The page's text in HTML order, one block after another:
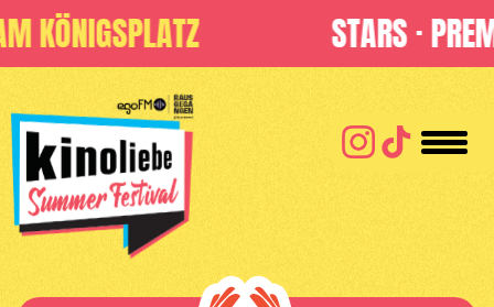
Direkt zum Inhalt STARS · PREMIEREN ·